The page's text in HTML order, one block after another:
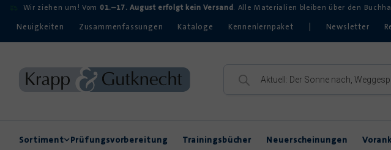
Wir ziehen um! Vom 01.–17. August erfolgt kein Versand. Alle Materialien bleiben über den
Neuigkeiten Zusammenfassungen Kataloge Kennenlernpaket Newsletter
Sortiment Prüfungsvorbereitung Trainingsbücher Neuerscheinungen